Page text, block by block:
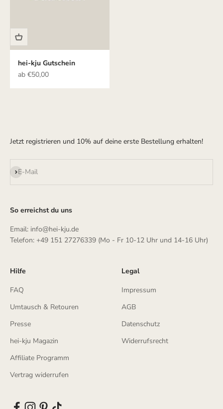
hei-kju Gutschein
Angebot
ab €50,00
Jetzt registrieren und 10% auf deine erste Bestellung erhalten!
E-Mail
Abonnieren
So erreichst du uns
Email: info@hei-kju.de
Telefon: +49 151 27276339 (Mo - Fr 10-12 Uhr und 14-16 Uhr)
Hilfe
FAQ
Umtausch & Retouren
Presse
hei-kju Magazin
Affiliate Programm
Vertrag widerrufen
Legal
Impressum
AGB
Datenschutz
Widerrufsrecht